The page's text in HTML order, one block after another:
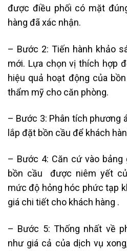
được điều phối có mặt
hàng đã xác nhận.
– Bước 2: Tiến hành khảo
mới. Lựa chọn vị thích hợp
hiệu quả hoạt động của
thẩm mỹ cho căn phòng.
– Bước 3: Phân tích phương
lắp đặt bồn cầu để khách
– Bước 4: Căn cứ vào
bồn cầu được niêm yết
mức độ hỏng hóc phức tạp
giá chi tiết cho khách hàng .
– Bước 5: Thống nhất về
như giá cả của dịch vụ